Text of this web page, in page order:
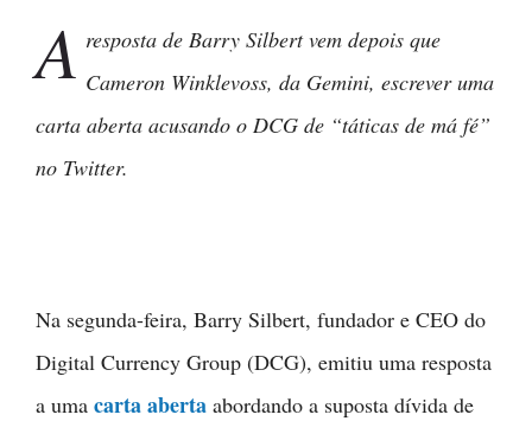
A resposta de Barry Silbert vem depois que
Cameron Winklevoss, da Gemini, escrever uma
carta aberta acusando o DCG de “táticas de má fé”
no Twitter.
Na segunda-feira, Barry Silbert, fundador e CEO do
Digital Currency Group (DCG), emitiu uma resposta
a uma carta aberta abordando a suposta dívida de